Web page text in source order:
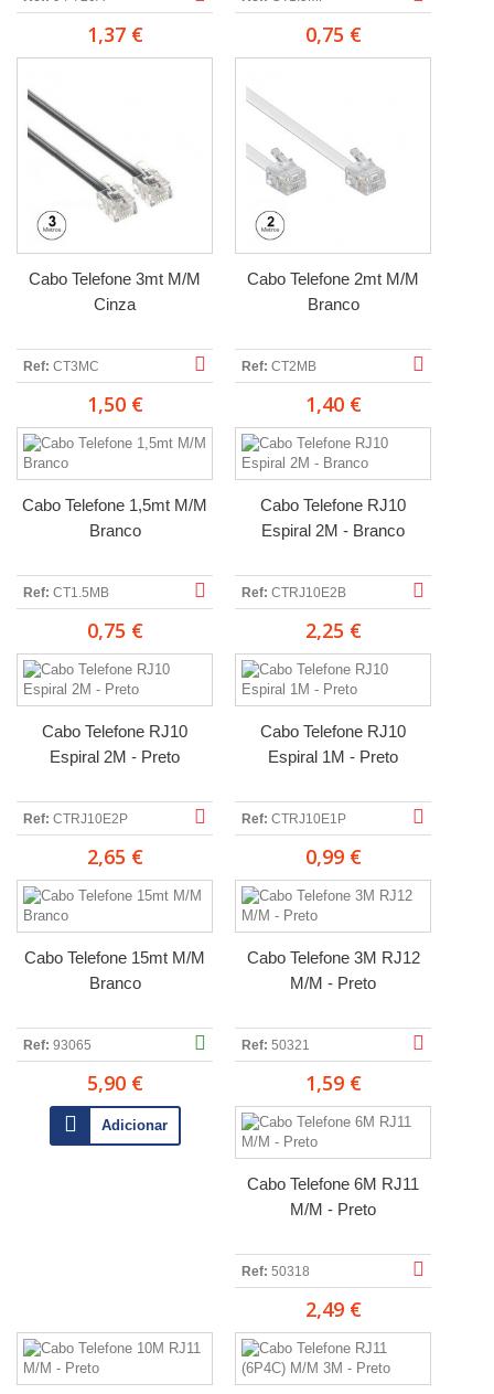
1,37 € 0,75 €
Cabo Telefone 3mt M/M
Cinza
Ref: CT3MC
1,50 €
Cabo Telefone 2mt M/M
Branco
Ref: CT2MB
1,40 €
Cabo Telefone 1,5mt M/M
Branco
Ref: CT1.5MB
0,75 €
Cabo Telefone RJ10
Espiral 2M - Branco
Ref: CTRJ10E2B
2,25 €
Cabo Telefone RJ10
Espiral 2M - Preto
Ref: CTRJ10E2P
2,65 €
Cabo Telefone RJ10
Espiral 1M - Preto
Ref: CTRJ10E1P
0,99 €
Cabo Telefone 15mt M/M
Branco
Ref: 93065
5,90 €
Adicionar
Cabo Telefone 3M RJ12
M/M - Preto
Ref: 50321
1,59 €
Cabo Telefone 6M RJ11
M/M - Preto
Ref: 50318
2,49 €